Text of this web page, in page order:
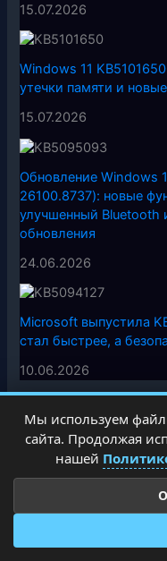
15.07.2026
Windows 11
утечки памяти и
15.07.2026
Обновление Windows
26100.8737): новые
улучшенный Bluetooth
обновления
24.06.2026
Microsoft выпустила
стал быстрее, а
10.06.2026
Мы используем
сайта. Продолжая
нашей